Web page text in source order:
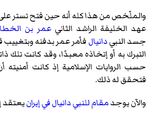
والملّخص من هذا كله أنه حين فتح تستر
عهد الخليفة الراشد الثانيعمر بن
جسد النبيدانيال فأمر عمر بدفنه
التبرك به أو إتخاذه معبدًا، وقد كانت تلك
حسب الروايات الإسلامية إذ كانت أمنيته
فتحقق له ذلك.
والآن يوجدمقام للنبي دانيال في إيرانيعتقد